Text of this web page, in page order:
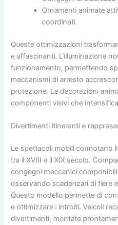
Ornamenti animate
coordinati
Queste ottimizzazioni
e affascinanti. L’illuminazione
funzionamento, permettendo
meccanismi di arresto
protezione. Le decorazioni
componenti visivi che
Divertimenti itineranti e
Le spettacoli mobili connotano
tra il XVIII e il XIX secolo.
congegni meccanici componibili
osservando scadenzari di fiere
Questo modello permette di
e ottimizzare i introiti. Veicoli
divertimenti, montate